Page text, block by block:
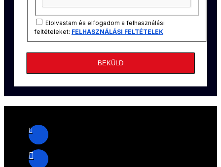
Elolvastam és elfogadom a felhasználási
feltételeket: FELHASZNÁLÁSI FELTÉTELEK
BEKŰLD